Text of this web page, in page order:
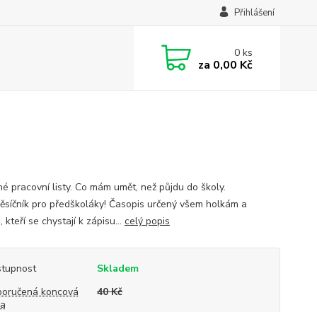
Přihlášení
0ks
za 0,00 Kč
pracovní listy. Co mám umět, než půjdu do školy.
pro předškoláky! Časopis určený všem holkám a
kteří se chystají k zápisu... celý popis
Skladem
koncová
40 Kč